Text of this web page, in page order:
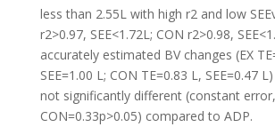
less than 2.55L with high r2 and low
r2>0.97, SEE<1.72L; CON r2>0.98,
accurately estimated BV changes (EX
SEE=1.00 L; CON TE=0.83 L, SEE=0.47
not significantly different (constant error,
CON=0.33p>0.05) compared to ADP.